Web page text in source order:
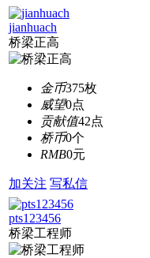
jianhuach
桥梁正高
金币375枚
威望0点
贡献值42点
桥币0个
RMB0元
加关注 写私信
pts123456
桥梁工程师